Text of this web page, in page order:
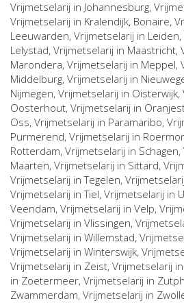
Vrijmetselarij in Johannesburg,
Vrijmetselarij in Kralendijk, Bonaire,
Leeuwarden, Vrijmetselarij in Leiden
Lelystad, Vrijmetselarij in Maastricht,
Marondera, Vrijmetselarij in Meppel,
Middelburg, Vrijmetselarij in
Nijmegen, Vrijmetselarij in Oisterwijk,
Oosterhout, Vrijmetselarij in
Oss, Vrijmetselarij in Paramaribo,
Purmerend, Vrijmetselarij in
Rotterdam, Vrijmetselarij in Schagen
Maarten, Vrijmetselarij in Sittard,
Vrijmetselarij inTegelen,
Vrijmetselarij inTiel, Vrijmetselarij in
Veendam, Vrijmetselarij in Velp,
Vrijmetselarij in Vlissingen,
Vrijmetselarij in Willemstad,
Vrijmetselarij in Winterswijk,
Vrijmetselarij in Zeist, Vrijmetselarij in
in Zoetermeer, Vrijmetselarij in
Zwammerdam, Vrijmetselarij in